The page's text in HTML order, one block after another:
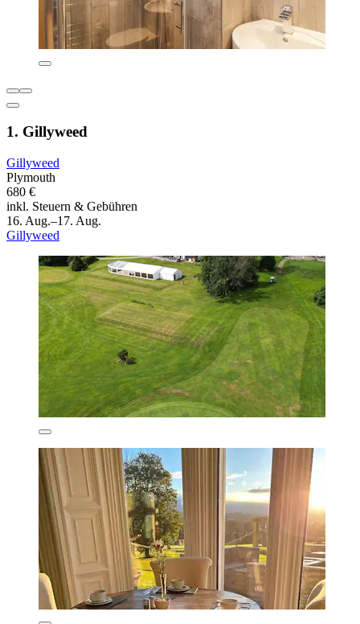
1. Gillyweed
Gillyweed
Plymouth
680 €
inkl. Steuern & Gebühren
16. Aug.–17. Aug.
Gillyweed